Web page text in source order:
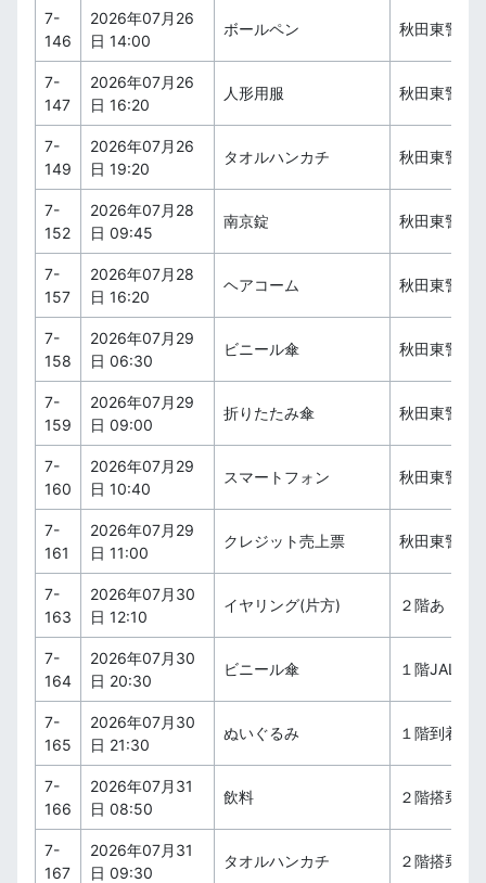
7-
146
2026年07月26
日 14:00
ボールペン 秋田東警察
7-
147
2026年07月26
日 16:20
人形用服 秋田東警察
7-
149
2026年07月26
日 19:20
タオルハンカチ 秋田東警察
7-
152
2026年07月28
日 09:45
南京錠 秋田東警察
7-
157
2026年07月28
日 16:20
ヘアコーム 秋田東警察
7-
158
2026年07月29
日 06:30
ビニール傘 秋田東警察
7-
159
2026年07月29
日 09:00
折りたたみ傘 秋田東警察
7-
160
2026年07月29
日 10:40
スマートフォン 秋田東警察
7-
161
2026年07月29
日 11:00
クレジット売上票 秋田東警察
7-
163
2026年07月30
日 12:10
イヤリング(片方) ２階あ・え
7-
164
2026年07月30
日 20:30
ビニール傘 １階JALカ
7-
165
2026年07月30
日 21:30
ぬいぐるみ １階到着ロ
7-
166
2026年07月31
日 08:50
飲料 ２階搭乗待
7-
167
2026年07月31
日 09:30
タオルハンカチ ２階搭乗待